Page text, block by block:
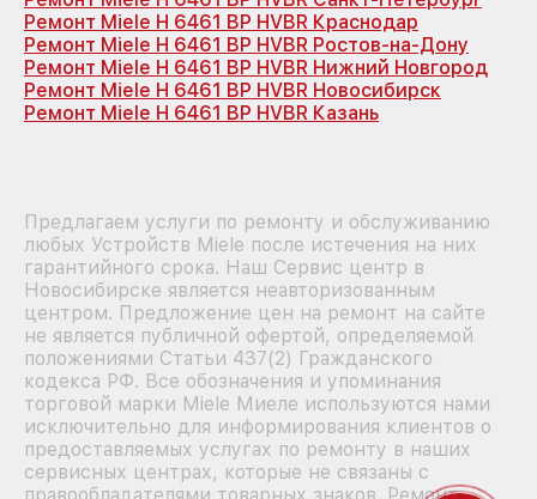
Ремонт Miele H 6461 BP HVBR Краснодар
Ремонт Miele H 6461 BP HVBR Ростов-на-Дону
Ремонт Miele H 6461 BP HVBR Нижний Новгород
Ремонт Miele H 6461 BP HVBR Новосибирск
Ремонт Miele H 6461 BP HVBR Казань
Предлагаем услуги по ремонту и обслуживанию
любых Устройств Miele после истечения на них
гарантийного срока. Наш Сервис центр в
Новосибирске является неавторизованным
центром. Предложение цен на ремонт на сайте
не является публичной офертой, определяемой
положениями Статьи 437(2) Гражданского
кодекса РФ. Все обозначения и упоминания
торговой марки Miele Миеле используются нами
исключительно для информирования клиентов о
предоставляемых услугах по ремонту в наших
сервисных центрах, которые не связаны с